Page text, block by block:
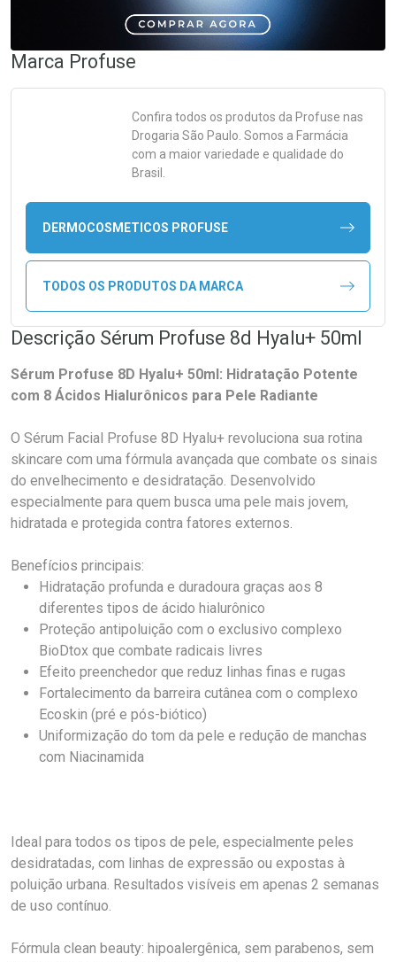
Marca Profuse
Confira todos os produtos da Profuse nas
Drogaria São Paulo. Somos a Farmácia
com a maior variedade e qualidade do
Brasil.
DERMOCOSMETICOS PROFUSE
TODOS OS PRODUTOS DA MARCA
Descrição Sérum Profuse 8d Hyalu+ 50ml
Sérum Profuse 8D Hyalu+ 50ml: Hidratação Potente
com 8 Ácidos Hialurônicos para Pele Radiante
O Sérum Facial Profuse 8D Hyalu+ revoluciona sua rotina
skincare com uma fórmula avançada que combate os sinais
do envelhecimento e desidratação. Desenvolvido
especialmente para quem busca uma pele mais jovem,
hidratada e protegida contra fatores externos.
Benefícios principais:
Hidratação profunda e duradoura graças aos 8
diferentes tipos de ácido hialurônico
Proteção antipoluição com o exclusivo complexo
BioDtox que combate radicais livres
Efeito preenchedor que reduz linhas finas e rugas
Fortalecimento da barreira cutânea com o complexo
Ecoskin (pré e pós-biótico)
Uniformização do tom da pele e redução de manchas
com Niacinamida
Ideal para todos os tipos de pele, especialmente peles
desidratadas, com linhas de expressão ou expostas à
poluição urbana. Resultados visíveis em apenas 2 semanas
de uso contínuo.
Fórmula clean beauty: hipoalergênica, sem parabenos, sem